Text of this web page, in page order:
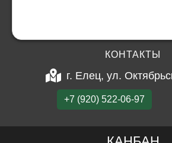
КОНТАКТЫ
г. Елец, ул.
+7 (920) 522-06-97